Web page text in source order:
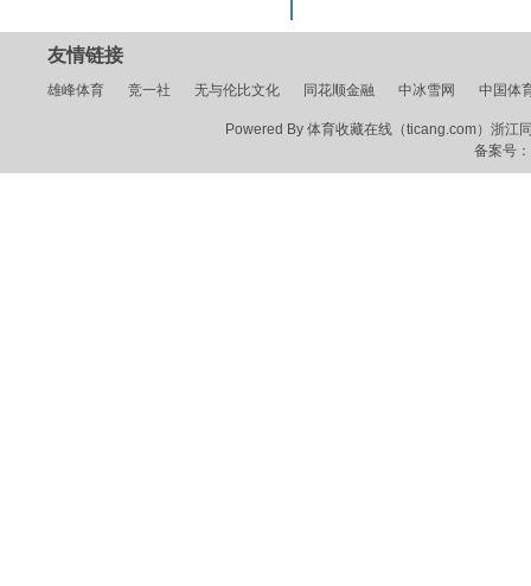
友情链接
雄峰体育 竞一社 无与伦比文化 同花顺金融 中冰雪网 中国体
Powered By 体育收藏在线（ticang.com）浙江
备案号：